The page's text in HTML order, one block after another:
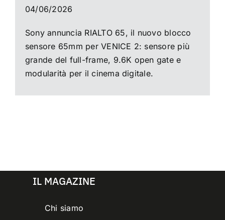
04/06/2026
Sony annuncia RIALTO 65, il nuovo blocco
sensore 65mm per VENICE 2: sensore più
grande del full-frame, 9.6K open gate e
modularità per il cinema digitale.
IL MAGAZINE
Chi siamo